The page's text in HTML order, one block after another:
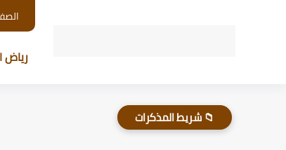
رياض
📁 شريط المذكرات